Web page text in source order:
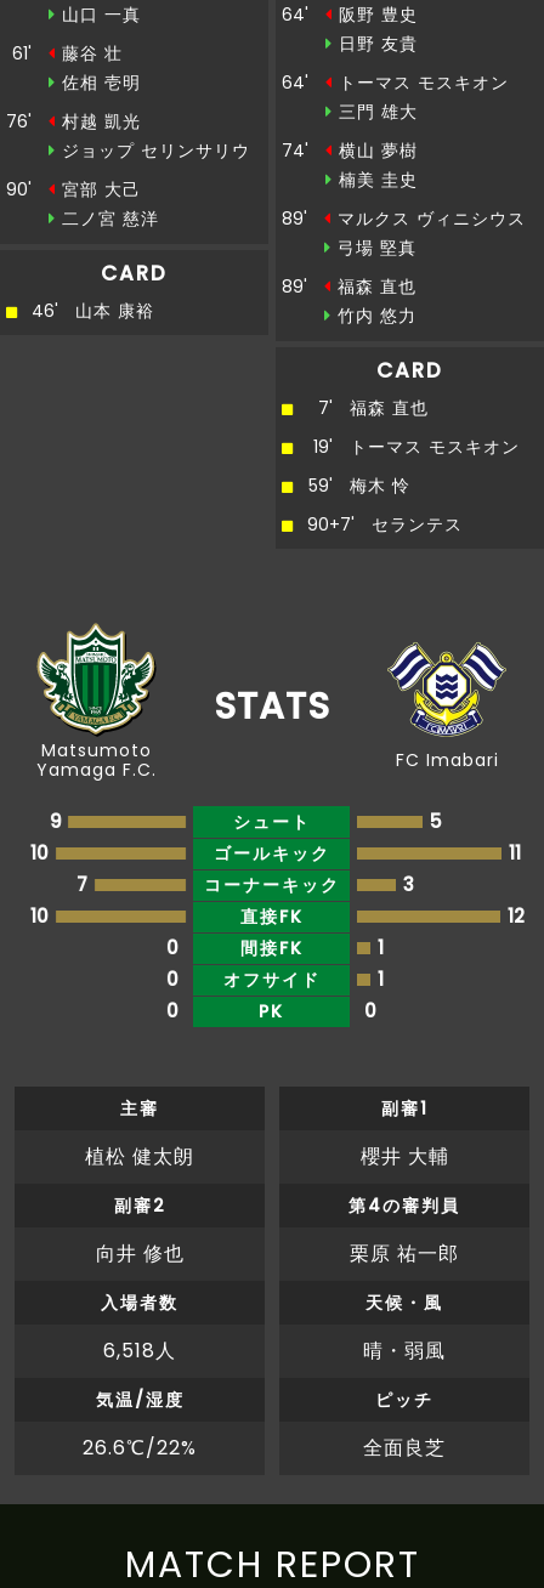
菊井がペナルティエリアの外からシュートを放
つも、枠をとらえられない
つも、枠をとらえられない
48' 前半終了。１－１と、同点で試合を折り返す
治：４４％
48'
ここまでのスタッツ：シュート：３本、枠内
前半
ここまでのスタッツ：シュート：４本、枠内
松本ボールでキックオフ、後半開始
後半
相手陣内でＦＫを獲得。キッカーの新井はボー
ルを送る。これに反応したＭヴィニシウスがペ
ナルティエリア内からシュートを放つも、枠を
とらえられない
後半
7'
浅川がペナルティエリア内からシュートを放つ
も、枠をとらえられない
後半
9'
安藤がペナルティエリア内からシュートを放つ
後半
11' 浅川がオフサイドを取られ、相手ボールとなる
14'
直近１５分のポゼッション：松本：６５％、今
４８藤谷ＯＵＴ→２２佐相ＩＮ
後半
19' ６ＴモスキオンＯＵＴ→５０三門ＩＮ
１１阪野ＯＵＴ→２１日野ＩＮ
20' ここまでのスタッツ：シュート：５本
20' ここまでのスタッツ：シュート：５本
後半
20'
村越がペナルティエリアの外からシュートを放
つも、枠をとらえられない
山口 一真
61'
藤谷 壮
佐相 壱明
76'
村越 凱光
ジョップ セリンサリウ
90'
宮部 大己
二ノ宮 慈洋
CARD
46' 山本 康裕
64'
阪野 豊史
日野 友貴
64'
トーマス モスキオン
三門 雄大
74'
横山 夢樹
楠美 圭史
89'
マルクス ヴィニシウス
弓場 堅真
89'
福森 直也
竹内 悠力
CARD
7'
福森 直也
19'
トーマス モスキオン
59'
梅木 怜
90+7'
セランテス
Matsumoto
Yamaga F.C.
STATS
FC Imabari
9 シュート
5
10
ゴールキック
11
7
コーナーキック
3
10
直接FK
12
0
間接FK
1
0
オフサイド
1
0
PK 0
主審
植松 健太朗
副審1
櫻井 大輔
副審2
向井 修也
第4の審判員
栗原 祐一郎
入場者数
6,518人
天候・風
晴・弱風
気温/湿度
26.6℃/22%
ピッチ
全面良芝
MATCH REPORT